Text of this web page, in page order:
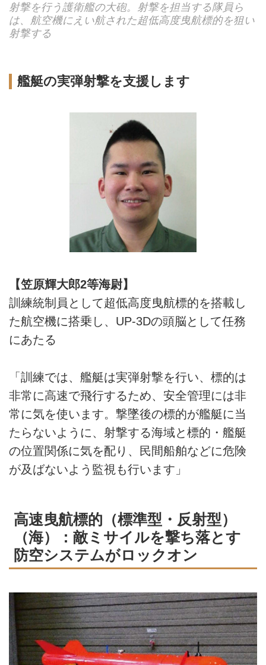
射撃を行う護衛艦の大砲。射撃を担当する隊員ら
は、航空機にえい航された超低高度曳航標的を狙い
射撃する
艦艇の実弾射撃を支援します
【笠原輝大郎2等海尉】
訓練統制員として超低高度曳航標的を搭載し
た航空機に搭乗し、UP-3Dの頭脳として任務
にあたる
「訓練では、艦艇は実弾射撃を行い、標的は
非常に高速で飛行するため、安全管理には非
常に気を使います。撃墜後の標的が艦艇に当
たらないように、射撃する海域と標的・艦艇
の位置関係に気を配り、民間船舶などに危険
が及ばないよう監視も行います」
高速曳航標的（標準型・反射型）
（海）：敵ミサイルを撃ち落とす
防空システムがロックオン